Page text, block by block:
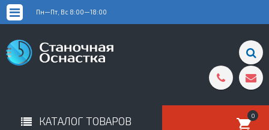
Пн—Пт, Вс 8:00—18:00
КАТАЛОГ ТОВАРОВ 0